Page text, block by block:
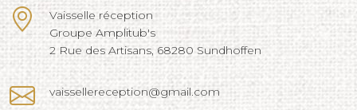
Vaisselle réception
Groupe Amplitub's
2 Rue des Artisans, 68280 Sundhoffen
vaissellereception@gmail.com